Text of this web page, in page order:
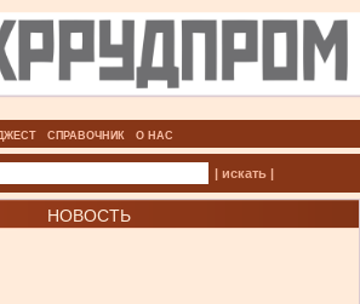
СПРАВОЧНИК О НАС
| искать |
НОВОСТЬ